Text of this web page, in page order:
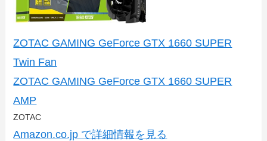
ZOTAC GAMING GeForce GTX 1660 SUPER
Twin Fan
ZOTAC GAMING GeForce GTX 1660 SUPER
AMP
ZOTAC
Amazon.co.jp で詳細情報を見る